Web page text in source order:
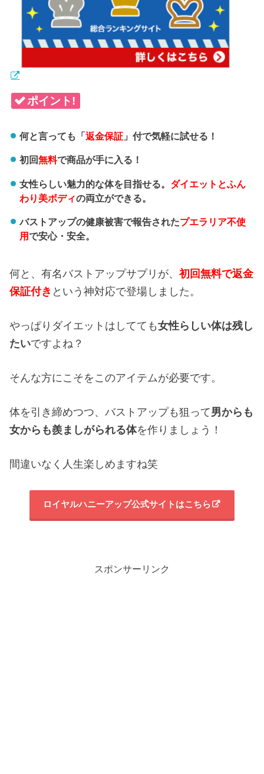
ポイント!
何と言っても「返金保証」付で気軽に試せる！
初回無料で商品が手に入る！
女性らしい魅力的な体を目指せる。 ダイエットとふん
わり美ボディの両立ができる。
バストアップの健康被害で報告されたプエラリア不使
用で安心・安全。
何と、有名バストアップサプリが、初回無料で返金
保証付き という神対応で登場しました。
やっぱりダイエットはしてても女性らしい体は残し
たいですよね？
そんな方にこそをこのアイテムが必要です。
体を引き締めつつ、バストアップも狙って男からも
女からも羨ましがられる体を作りましょう！
間違いなく人生楽しめますね笑
ロイヤルハニーアップ公式サイトはこちら
スポンサーリンク